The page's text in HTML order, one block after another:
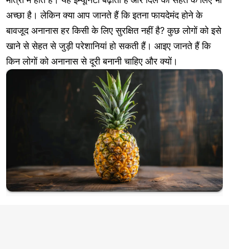
अच्छा है। लेकिन क्या आप जानते हैं कि इतना फायदेमंद होने के
बावजूद अनानास हर किसी के लिए सुरक्षित नहीं है? कुछ लोगों को इसे
खाने से सेहत से जुड़ी परेशानियां हो सकती हैं। आइए जानते हैं कि
किन लोगों को अनानास से दूरी बनानी चाहिए और क्यों।